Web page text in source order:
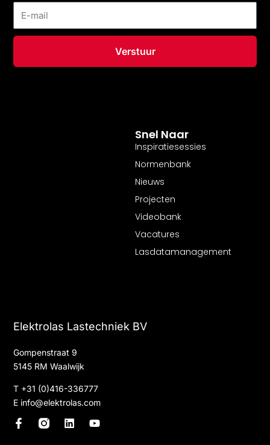
Elektrolas Lastechniek BV
Gompenstraat 9
5145 RM Waalwijk
T +31 (0)416-336777
E info@elektrolas.com
F
L
Y
Snel Naar
Inspiratiesessies
Normenbank
Nieuws
Projecten
Videobank
Vacatures
Lasdatamanagement
mail
Verstuur